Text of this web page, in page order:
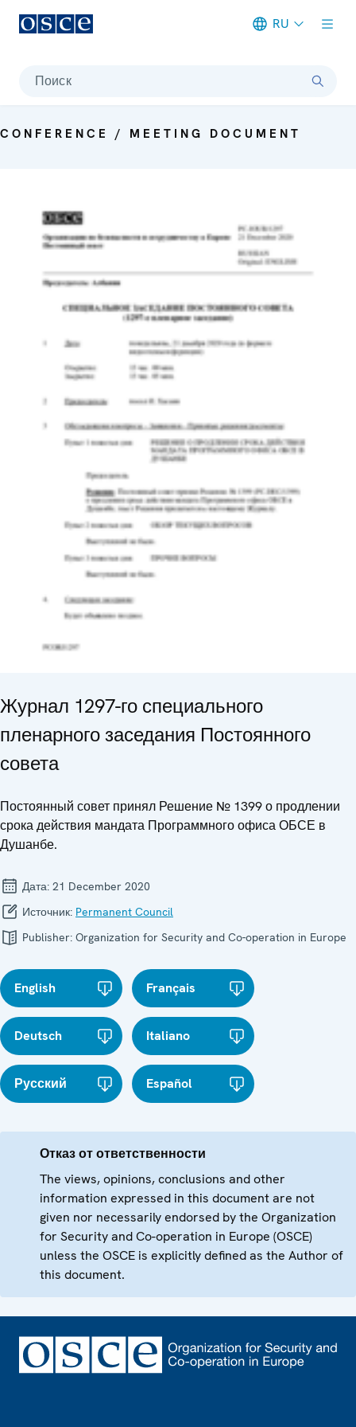
RU
Поиск
CONFERENCE / MEETING DOCUMENT
Журнал 1297-го специального
пленарного заседания Постоянного
совета
Постоянный совет принял Решение № 1399 о продлении
срока действия мандата Программного офиса ОБСЕ в
Душанбе.
Дата: 21 December 2020
Источник: Permanent Council
Publisher: Organization for Security and Co-operation in Europe
English Français
Deutsch Italiano
Русский Español
Отказ от ответственности
The views, opinions, conclusions and other
information expressed in this document are not
given nor necessarily endorsed by the Organization
for Security and Co-operation in Europe (OSCE)
unless the OSCE is explicitly defined as the Author of
this document.